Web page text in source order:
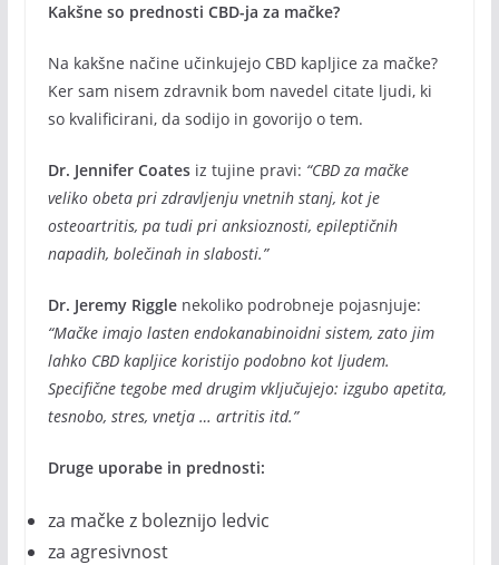
Kakšne so prednosti CBD-ja za mačke?
Na kakšne načine učinkujejo CBD kapljice za mačke?
Ker sam nisem zdravnik bom navedel citate ljudi, ki
so kvalificirani, da sodijo in govorijo o tem.
Dr. Jennifer Coatesiz tujine pravi: “CBD za mačke
veliko obeta pri zdravljenju vnetnih stanj, kot je
osteoartritis, pa tudi pri anksioznosti, epileptičnih
napadih, bolečinah in slabosti.”
Dr. Jeremy Rigglenekoliko podrobneje pojasnjuje:
“Mačke imajo lasten endokanabinoidni sistem, zato jim
lahko CBD kapljice koristijo podobno kot ljudem.
Specifične tegobe med drugim vključujejo: izgubo apetita,
tesnobo, stres, vnetja … artritis itd.”
Druge uporabe in prednosti:
za mačke z boleznijo ledvic
za agresivnost